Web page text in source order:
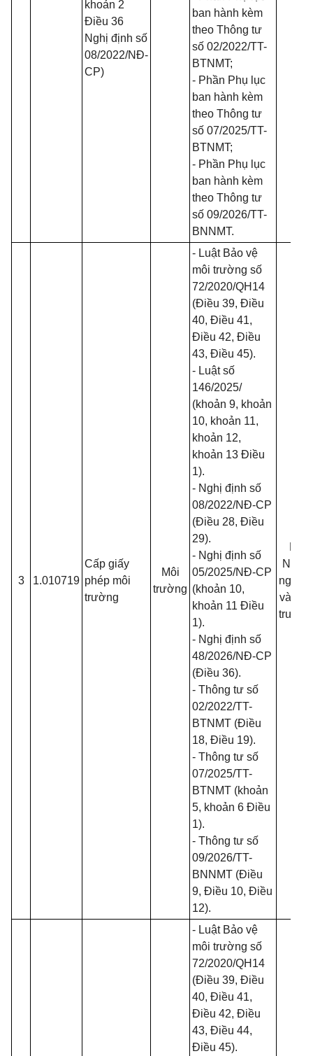
khoản 2
Điều 36
Nghị định số
08/2022/NĐ-
CP)
ban hành kèm
theo Thông tư
số 02/2022/TT-
BTNMT;
- Phần Phụ lục
ban hành kèm
theo Thông tư
số 07/2025/TT-
BTNMT;
- Phần Phụ lục
ban hành kèm
theo Thông tư
số 09/2026/TT-
BNNMT.
3 1.010719
Cấp giấy
phép môi
trường
Môi
trường
- Luật Bảo vệ
môi trường số
72/2020/QH14
(Điều 39, Điều
40, Điều 41,
Điều 42, Điều
43, Điều 45).
- Luật số
146/2025/
(khoản 9, khoản
10, khoản 11,
khoản 12,
khoản 13 Điều
1).
- Nghị định số
08/2022/NĐ-CP
(Điều 28, Điều
29).
- Nghị định số
05/2025/NĐ-CP
(khoản 10,
khoản 11 Điều
1).
- Nghị định số
48/2026/NĐ-CP
(Điều 36).
- Thông tư số
02/2022/TT-
BTNMT (Điều
18, Điều 19).
- Thông tư số
07/2025/TT-
BTNMT (khoản
5, khoản 6 Điều
1).
- Thông tư số
09/2026/TT-
BNNMT (Điều
9, Điều 10, Điều
12).
Nông
nghiệp
và Môi
trường
- Luật Bảo vệ
môi trường số
72/2020/QH14
(Điều 39, Điều
40, Điều 41,
Điều 42, Điều
43, Điều 44,
Điều 45).